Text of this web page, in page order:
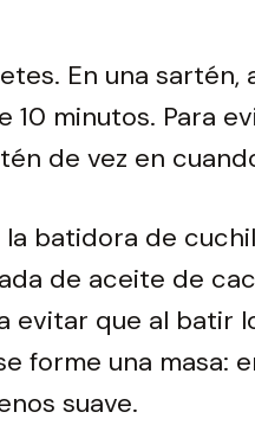
En una sartén,
minutos. Para
de vez en
batidora de
de aceite de
evitar que al batir
forme una masa:
suave.